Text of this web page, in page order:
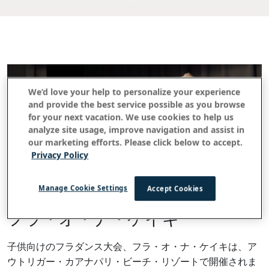
フラ・オ・ナ・ケイキ
子供向けのフラダンス大会、フラ・オ・ナ・ケイキは、ア
ウトリガー・カアナパリ・ビーチ・リゾートで開催されま
We’d love your help to personalize your experience
and provide the best service possible as you browse
for your next vacation. We use cookies to help us
analyze site usage, improve navigation and assist in
our marketing efforts. Please click below to accept.
Privacy Policy
Accept Cookies
Manage Cookie Settings